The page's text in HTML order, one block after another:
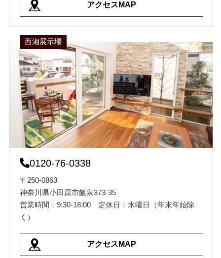
アクセスMAP
西湘展示場
0120-76-0338
〒250-0863
神奈川県小田原市飯泉373-35
営業時間：9:30-18:00 定休日：水曜日（年末年始除
く）
アクセスMAP